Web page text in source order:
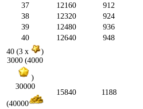
37
12160 912
38
12320 924
39
12480 936
40
12640 948
40 (3 x
)
3000 (4000
)
30000
(40000
15840 1188